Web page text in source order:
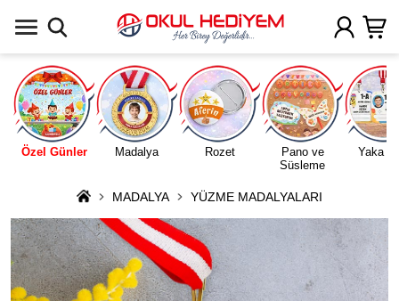
Özel Günler Madalya Rozet
Pano ve
Süsleme
Yaka
MADALYA YÜZME MADALYALARI
Uygulamada Aç